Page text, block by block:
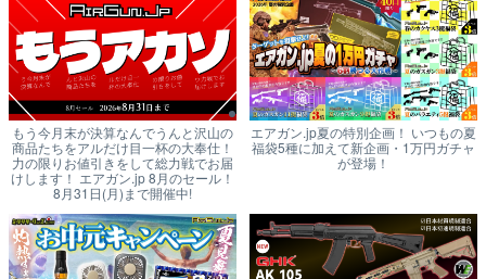
もう今月末が決算なんでうんと沢山の
商品たちをアルだけ目一杯の大奉仕！
力の限りお値引きをして総力戦でお届
けします！ エアガン.jp 8月のセール！
8月31日(月)まで開催中!
エアガン.jp夏の特別企画！ いつもの夏
福袋5種に加えて新企画・1万円ガチャ
が登場！